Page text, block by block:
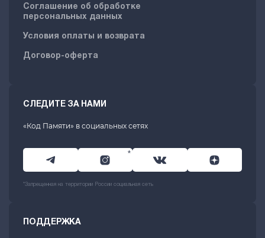
Соглашение об обработке
персональных данных
Условия оплаты и возврата
Договор-оферта
СЛЕДИТЕ ЗА НАМИ
«Код Памяти» в социальных сетях
*
*Запрещенная на территории России социальная сеть
ПОДДЕРЖКА